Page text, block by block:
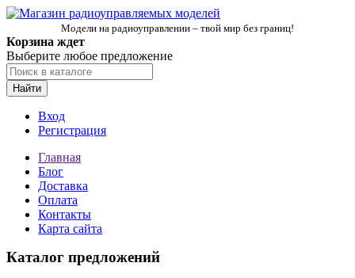
Модели на радиоуправлении – твой мир без границ!
Корзина ждет
Выберите любое предложение
Найти
Вход
Регистрация
Главная
Блог
Доставка
Оплата
Контакты
Карта сайта
Каталог предложений